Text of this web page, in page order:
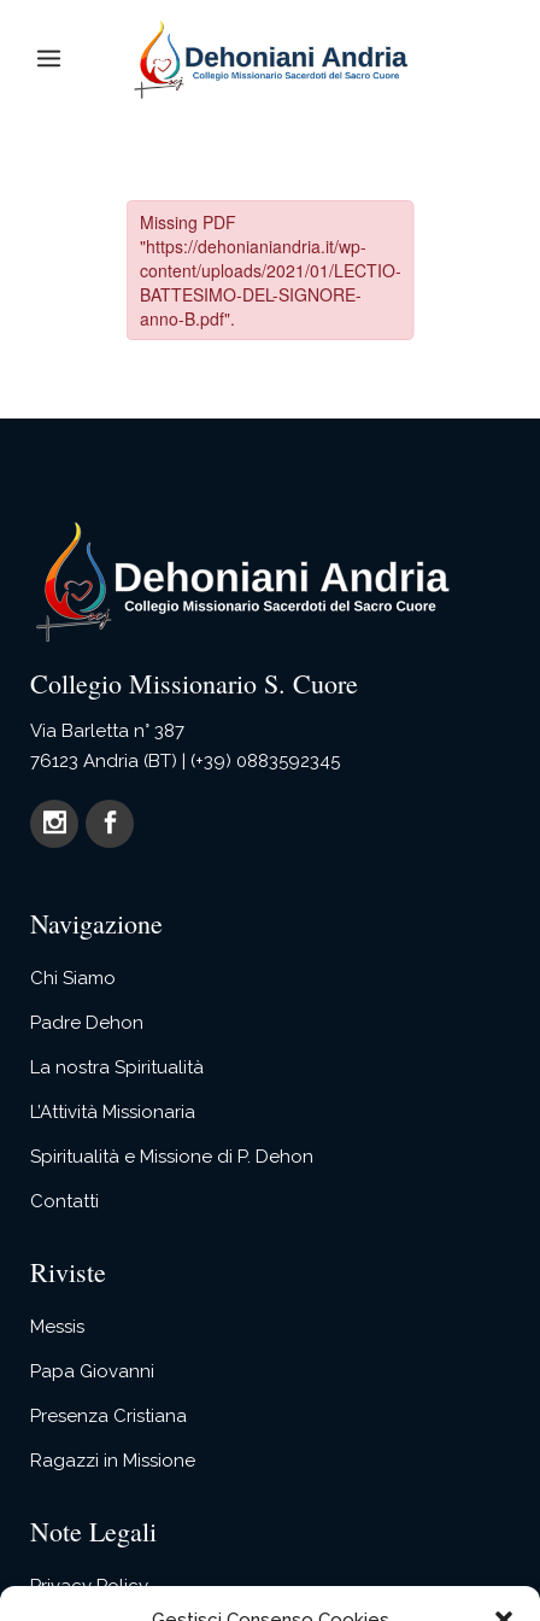
Collegio Missionario S. Cuore
Via Barletta n° 387
76123 Andria (BT) | (+39) 0883592345
Navigazione
Chi Siamo
Padre Dehon
La nostra Spiritualità
L’Attività Missionaria
Spiritualità e Missione di P. Dehon
Contatti
Riviste
Messis
Papa Giovanni
Presenza Cristiana
Ragazzi in Missione
Note Legali
Privacy Policy